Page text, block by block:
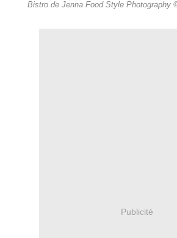
Bistro de Jenna Food Style Photography
Publicité